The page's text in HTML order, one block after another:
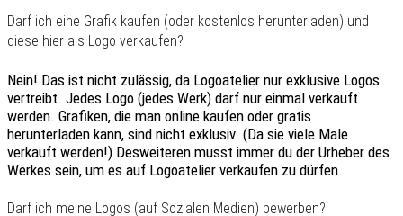
Darf ich eine Grafik kaufen (oder kostenlos herunterladen) und
diese hier als Logo verkaufen?
Nein! Das ist nicht zulässig, da Logoatelier nur exklusive Logos
vertreibt. Jedes Logo (jedes Werk) darf nur einmal verkauft
werden. Grafiken, die man online kaufen oder gratis
herunterladen kann, sind nicht exklusiv. (Da sie viele Male
verkauft werden!) Desweiteren musst immer du der Urheber des
Werkes sein, um es auf Logoatelier verkaufen zu dürfen.
Darf ich meine Logos (auf Sozialen Medien) bewerben?